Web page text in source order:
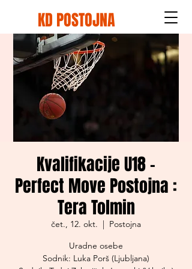
KD POSTOJNA
Kvalifikacije U18 -
Perfect Move Postojna :
Tera Tolmin
čet., 12. okt.
  |
Postojna
Uradne osebe
Sodnik: Luka Porš (Ljubljana)